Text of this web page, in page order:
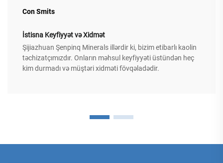
Con Smits
İstisna Keyfiyyət və Xidmət
Şijiazhuan Şenpinq Minerals illərdir ki, bizim etibarlı kaolin
təchizatçımızdır. Onların məhsul keyfiyyəti üstündən heç
kim durmadı və müştəri xidməti fövqəladədir.